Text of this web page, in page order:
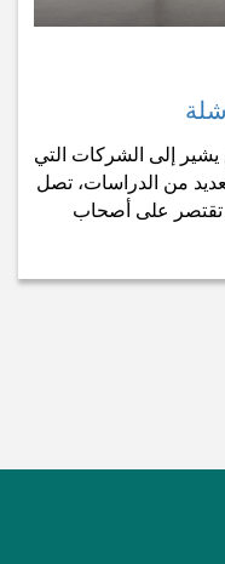
يشير إلى الشركات التي
من الدراسات، تصل
إلى 90٪ دون أن تقتصر على أصحاب